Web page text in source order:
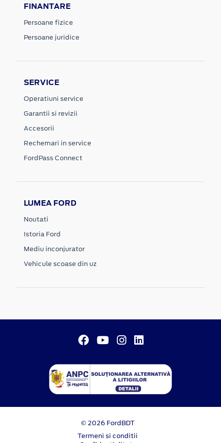
FINANTARE
Persoane fizice
Persoane juridice
SERVICE
Operatiuni service
Garantii si revizii
Accesorii
Rechemari in service
FordPass Connect
LUMEA FORD
Noutati
Istoria Ford
Mediu inconjurator
Vehicule scoase din uz
© 2026 FordBDT
Termeni si conditii